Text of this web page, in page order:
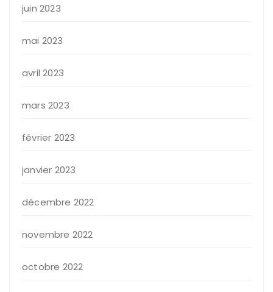
juin 2023
mai 2023
avril 2023
mars 2023
février 2023
janvier 2023
décembre 2022
novembre 2022
octobre 2022